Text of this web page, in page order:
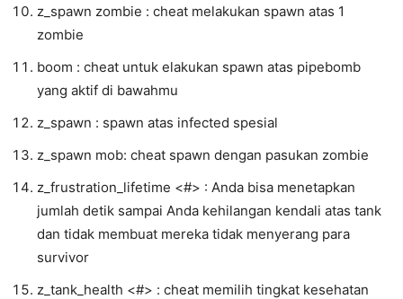
z_spawn zombie : cheat melakukan spawn atas 1
zombie
boom : cheat untuk elakukan spawn atas pipebomb
yang aktif di bawahmu
z_spawn : spawn atas infected spesial
z_spawn mob: cheat spawn dengan pasukan zombie
z_frustration_lifetime <#> : Anda bisa menetapkan
jumlah detik sampai Anda kehilangan kendali atas tank
dan tidak membuat mereka tidak menyerang para
survivor
z_tank_health <#> : cheat memilih tingkat kesehatan